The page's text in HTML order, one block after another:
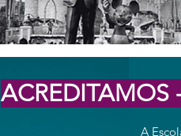
ACREDITAMOS
A